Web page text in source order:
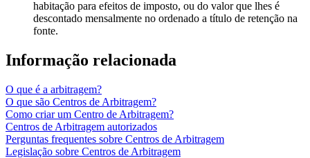
habitação para efeitos de imposto, ou do valor que lhes é
descontado mensalmente no ordenado a título de retenção na
fonte.
Informação relacionada
O que é a arbitragem?
O que são Centros de Arbitragem?
Como criar um Centro de Arbitragem?
Centros de Arbitragem autorizados
Perguntas frequentes sobre Centros de Arbitragem
Legislação sobre Centros de Arbitragem